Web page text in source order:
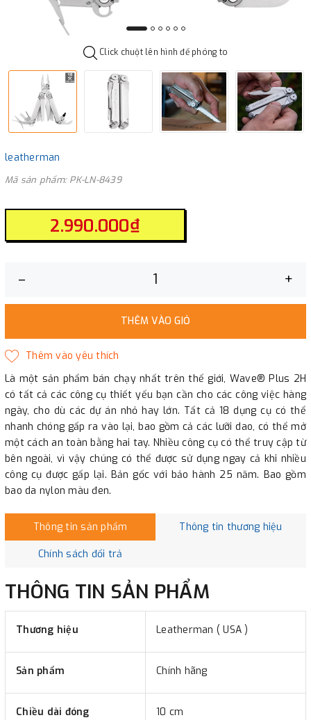
Click chuột lên hình để phóng to
leatherman
Mã sản phẩm: PK-LN-8439
2.990.000₫
– +
THÊM VÀO GIỎ
Là một sản phẩm bán chạy nhất trên thế giới, Wave® Plus 2H
có tất cả các công cụ thiết yếu bạn cần cho các công việc hàng
ngày, cho dù các dự án nhỏ hay lớn. Tất cả 18 dụng cụ có thể
nhanh chóng gấp ra vào lại, bao gồm cả các lưỡi dao, có thể mở
một cách an toàn bằng hai tay. Nhiều công cụ có thể truy cập từ
bên ngoài, vì vậy chúng có thể được sử dụng ngay cả khi nhiều
công cụ được gấp lại. Bản gốc với bảo hành 25 năm. Bao gồm
bao da nylon màu đen.
Thông tin sản phẩm Thông tin thương hiệu
Chính sách đổi trả
THÔNG TIN SẢN PHẨM
Thương hiệu Leatherman ( USA )
Sản phẩm Chính hãng
Chiều dài đóng 10 cm